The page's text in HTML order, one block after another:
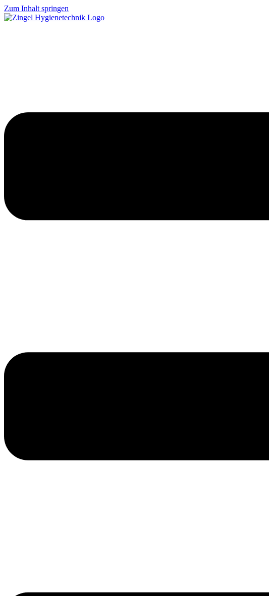
Zum Inhalt springen